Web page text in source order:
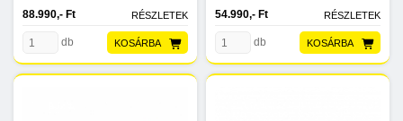
88.990,- Ft
RÉSZLETEK
KOSÁRBA
db
54.990,- Ft
RÉSZLETEK
KOSÁRBA
db